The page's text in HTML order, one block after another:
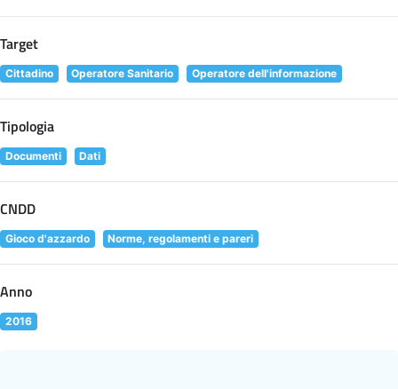
Target
Cittadino Operatore Sanitario Operatore dell'informazione
Tipologia
Documenti Dati
CNDD
Gioco d'azzardo Norme, regolamenti e pareri
Anno
2016